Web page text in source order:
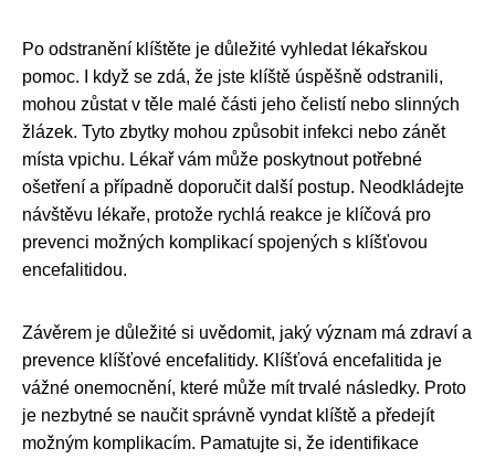
Po odstranění klíštěte je důležité vyhledat lékařskou
pomoc. I když se zdá, že jste klíště úspěšně odstranili,
mohou zůstat v těle malé části jeho čelistí nebo slinných
žlázek. Tyto zbytky mohou způsobit infekci nebo zánět
místa vpichu. Lékař vám může poskytnout potřebné
ošetření a případně doporučit další postup. Neodkládejte
návštěvu lékaře, protože rychlá reakce je klíčová pro
prevenci možných komplikací spojených s klíšťovou
encefalitidou.
Závěrem je důležité si uvědomit, jaký význam má zdraví a
prevence klíšťové encefalitidy. Klíšťová encefalitida je
vážné onemocnění, které může mít trvalé následky. Proto
je nezbytné se naučit správně vyndat klíště a předejít
možným komplikacím. Pamatujte si, že identifikace